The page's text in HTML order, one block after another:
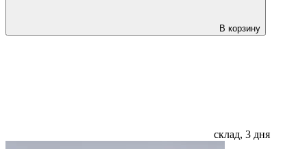
В корзину
склад, 3 дня